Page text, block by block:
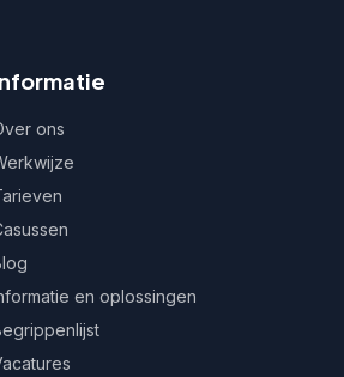
ons
en oplossingen